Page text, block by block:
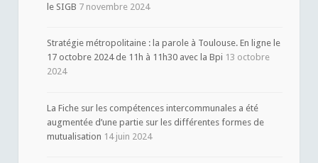
le SIGB 7 novembre 2024
Stratégie métropolitaine : la parole à Toulouse. En ligne le
17 octobre 2024 de 11h à 11h30 avec la Bpi 13 octobre
2024
La Fiche sur les compétences intercommunales a été
augmentée d’une partie sur les différentes formes de
mutualisation 14 juin 2024